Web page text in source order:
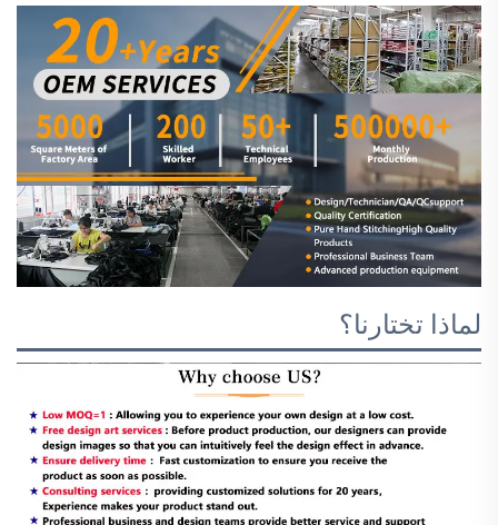
لماذا تختارنا؟